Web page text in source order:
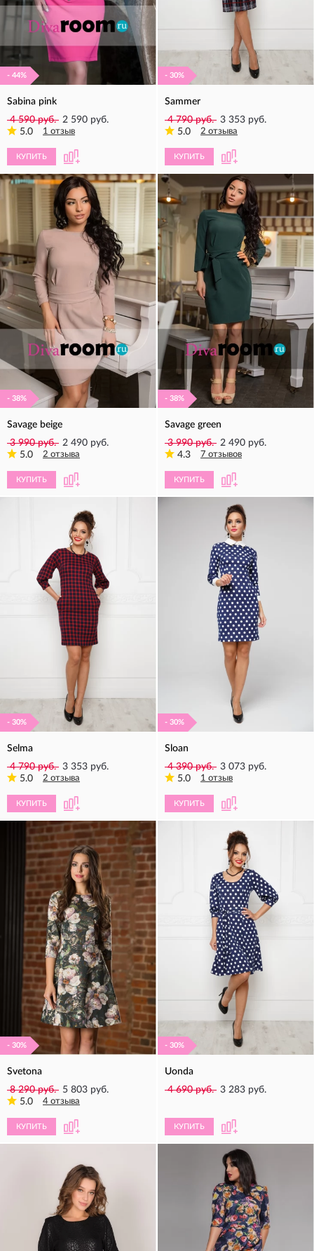
- 44%
Sabina pink
4 590 руб. 2 590 руб.
5.0
1 отзыв
КУПИТЬ
- 30%
Sammer
4 790 руб. 3 353 руб.
5.0
2 отзыва
КУПИТЬ
- 38%
Savage beige
3 990 руб. 2 490 руб.
5.0
2 отзыва
КУПИТЬ
- 38%
Savage green
3 990 руб. 2 490 руб.
4.3
7 отзывов
КУПИТЬ
- 30%
Selma
4 790 руб. 3 353 руб.
5.0
2 отзыва
КУПИТЬ
- 30%
Sloan
4 390 руб. 3 073 руб.
5.0
1 отзыв
КУПИТЬ
- 30%
Svetona
8 290 руб. 5 803 руб.
5.0
4 отзыва
КУПИТЬ
- 30%
Uonda
4 690 руб. 3 283 руб.
КУПИТЬ